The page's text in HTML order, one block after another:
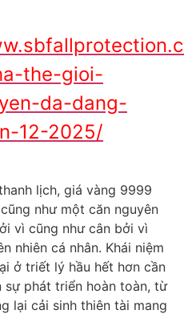
the-gioi-
da-dang-
12-2025/
lịch, giá vàng 9999
như một căn nguyên
vì cũng như cân bởi vì
nhiên cá nhân. Khái niệm
ở triết lý hầu hết hơn cần
sự phát triển hoàn toàn, từ
lại cải sinh thiên tài mang